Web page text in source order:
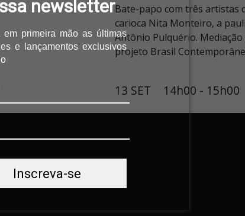
newsletter
em primeira mão as últimas
e lançamentos exclusivos
Inscreva-se
Bate-papo com três artistas
carioca Nita Monteiro, a
Antônio Pulquério.
projeto Brasil
13 SET 14h00 - 15h00